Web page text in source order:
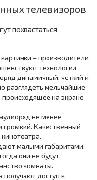
телевизоров
похвастаться
– производители
технологии
динамичный, четкий и
разглядеть мельчайшие
на экране
не менее
Качественный
малыми габаритами.
они не будут
комнаты.
получают доступ к